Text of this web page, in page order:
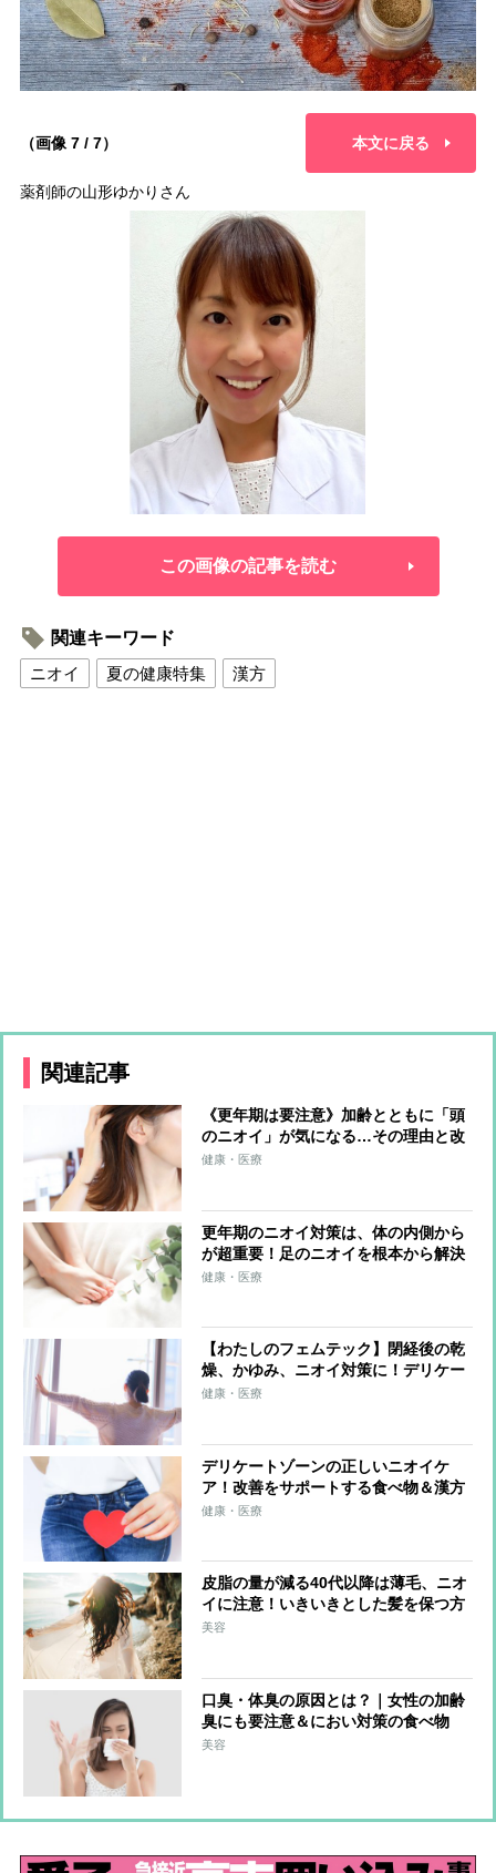
（画像 7 / 7） 本文に戻る
薬剤師の山形ゆかりさん
この画像の記事を読む
関連キーワード
ニオイ
夏の健康特集 漢方
関連記事
《更年期は要注意》加齢とともに「頭
のニオイ」が気になる…その理由と改
善法は？
健康・医療
更年期のニオイ対策は、体の内側から
が超重要！足のニオイを根本から解決
する食べ物＆漢方薬
健康・医療
【わたしのフェムテック】閉経後の乾
燥、かゆみ、ニオイ対策に！デリケー
トゾーン専用オイルクレンジング
健康・医療
デリケートゾーンの正しいニオイケ
ア！改善をサポートする食べ物＆漢方
薬
健康・医療
皮脂の量が減る40代以降は薄毛、ニオ
イに注意！いきいきとした髪を保つ方
法は？
美容
口臭・体臭の原因とは？｜女性の加齢
臭にも要注意＆におい対策の食べ物
美容